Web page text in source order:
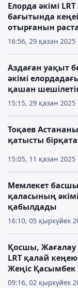
16:56, 29 қазан 2025
Елорда әкімі
бағытында
отырғанын
15:15, 29 қазан 2025
Аздаған уақыт
әкімі
қашан
15:05, 11 қазан 2025
Тоқаев
қатысты
16:10, 05 қыркүйек
Мемлекет
қаласының
қабылдады
09:16, 02 қыркүйек
Қосшы, Жағалау
LRT қалай
Жеңіс Қасымбек